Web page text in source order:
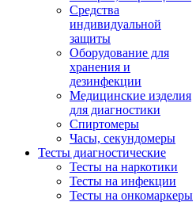
Средства
индивидуальной
защиты
Оборудование для
хранения и
дезинфекции
Медицинские изделия
для диагностики
Спиртомеры
Часы, секундомеры
Тесты диагностические
Тесты на наркотики
Тесты на инфекции
Тесты на онкомаркеры